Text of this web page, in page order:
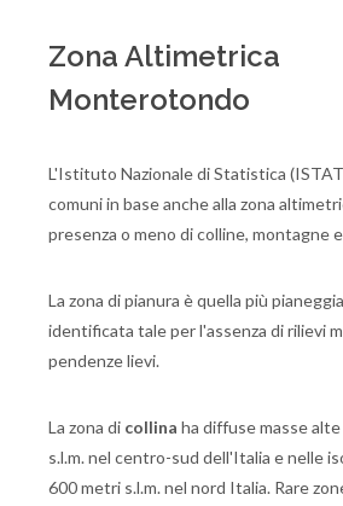
Zona Altimetrica
Monterotondo
L'Istituto Nazionale di Statistica
comuni in base anche alla zona
presenza o meno di colline, montagne
La zona di pianura è quella più
identificata tale per l'assenza di rilievi
pendenze lievi.
La zona di collina ha diffuse masse
s.l.m. nel centro-sud dell'Italia e nelle
600 metri s.l.m. nel nord Italia. Rare